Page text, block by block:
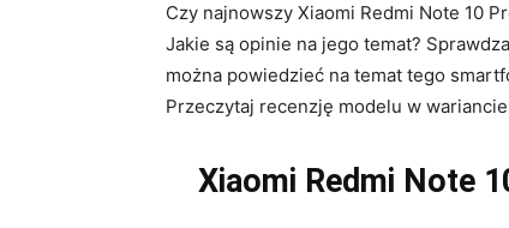
Czy najnowszy Xiaomi Redmi Note 10
Jakie są opinie na jego temat?
można powiedzieć na temat tego
Przeczytaj recenzję modelu w
Xiaomi Redmi Note